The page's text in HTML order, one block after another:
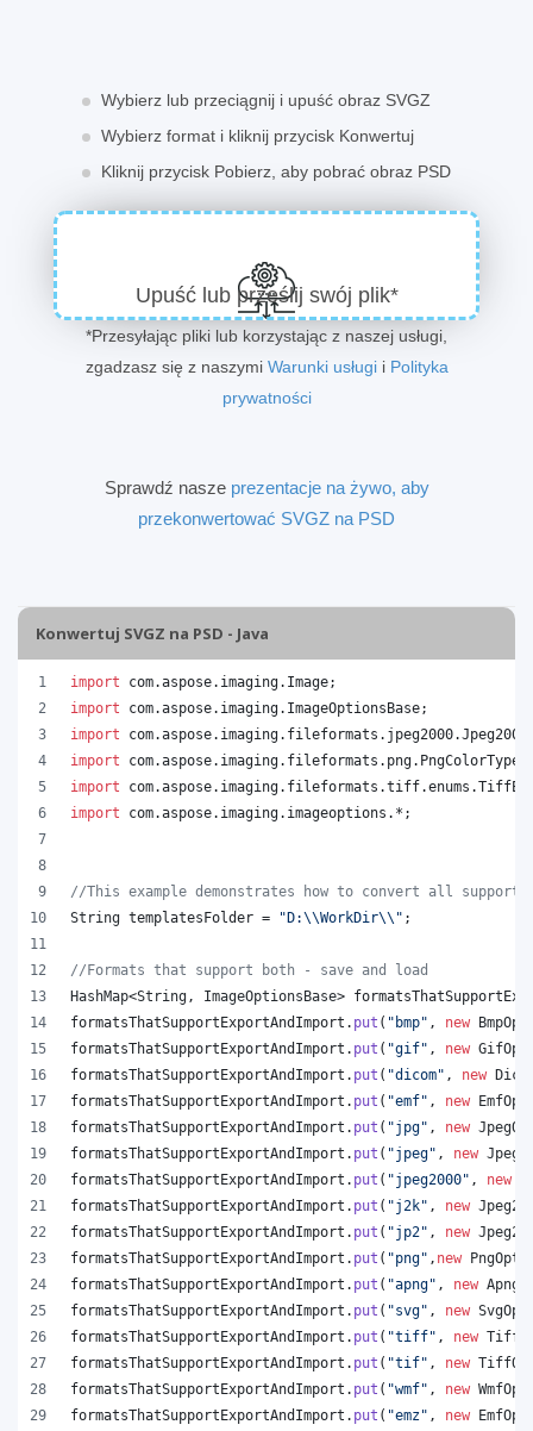
Wybierz lub przeciągnij i upuść obraz SVGZ
Wybierz format i kliknij przycisk Konwertuj
Kliknij przycisk Pobierz, aby pobrać obraz PSD
Upuść lub prześlij swój plik*
*Przesyłając pliki lub korzystając z naszej usługi,
zgadzasz się z naszymi Warunki usługii Polityka
prywatności
Sprawdź nasze prezentacje na żywo, aby
przekonwertować SVGZ na PSD
Konwertuj SVGZ na PSD - Java
import com.aspose. imaging. Image;
import
com.aspose. imaging. ImageOptionsBase;
import
com.aspose. imaging. fileformats . jpeg2000.
import
com.aspose. imaging. fileformats . png. PngColorType
import
com.aspose. imaging. fileformats .tiff.enums .
import
com.aspose. imaging. imageoptions .*;
//This example demonstrates how to convert all
String templatesFolder = "D:\\WorkDir\\ " ;
//Formats that support both - save and load
HashMap<String , ImageOptionsBase>
formatsThatSupportExportAndImport . put ( "bmp" , new
formatsThatSupportExportAndImport . put ( "gif" , new
formatsThatSupportExportAndImport . put ( "dicom" , new
formatsThatSupportExportAndImport . put ( "emf" , new
formatsThatSupportExportAndImport . put ( "jpg" , new
formatsThatSupportExportAndImport . put ( "jpeg" , new
formatsThatSupportExportAndImport . put ( "jpeg2000" , new
formatsThatSupportExportAndImport . put ( "j2k" , new
formatsThatSupportExportAndImport . put ( "jp2" , new
formatsThatSupportExportAndImport . put ( "png" , new
formatsThatSupportExportAndImport . put ( "apng" , new
formatsThatSupportExportAndImport . put ( "svg" , new
formatsThatSupportExportAndImport . put ( "tiff" , new
formatsThatSupportExportAndImport . put ( "tif" , new
formatsThatSupportExportAndImport . put ( "wmf" , new
formatsThatSupportExportAndImport . put ( "emz" , new